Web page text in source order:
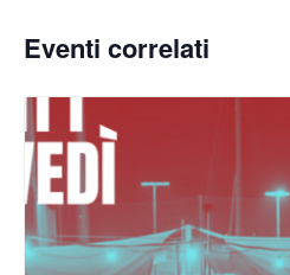
Eventi correlati